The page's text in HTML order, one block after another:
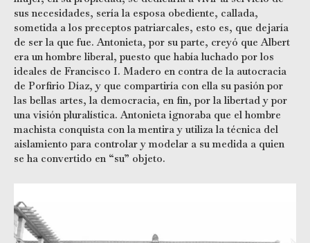
sus necesidades, sería la esposa obediente, callada,
sometida a los preceptos patriarcales, esto es, que dejaría
de ser la que fue. Antonieta, por su parte, creyó que Albert
era un hombre liberal, puesto que había luchado por los
ideales de Francisco I. Madero en contra de la autocracia
de Porfirio Díaz, y que compartiría con ella su pasión por
las bellas artes, la democracia, en fin, por la libertad y por
una visión pluralística. Antonieta ignoraba que el hombre
machista conquista con la mentira y utiliza la técnica del
aislamiento para controlar y modelar a su medida a quien
se ha convertido en “su” objeto.